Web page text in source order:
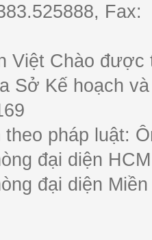
Việt Chào được
Sở Kế hoạch
pháp luật:
đại diện
đại diện